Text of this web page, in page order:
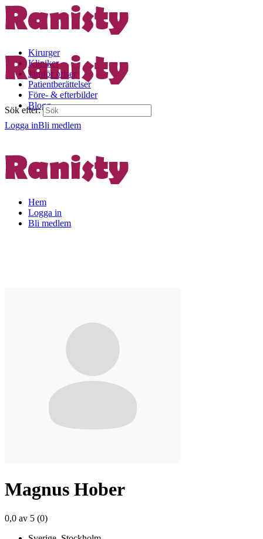
Kirurger
Kliniker
Jämför priser
Patientberättelser
Före- & efterbilder
Blogg
Logga inBli medlem
Sök efter:
Hem
Logga in
Bli medlem
Magnus Hober
0,0 av 5 (0)